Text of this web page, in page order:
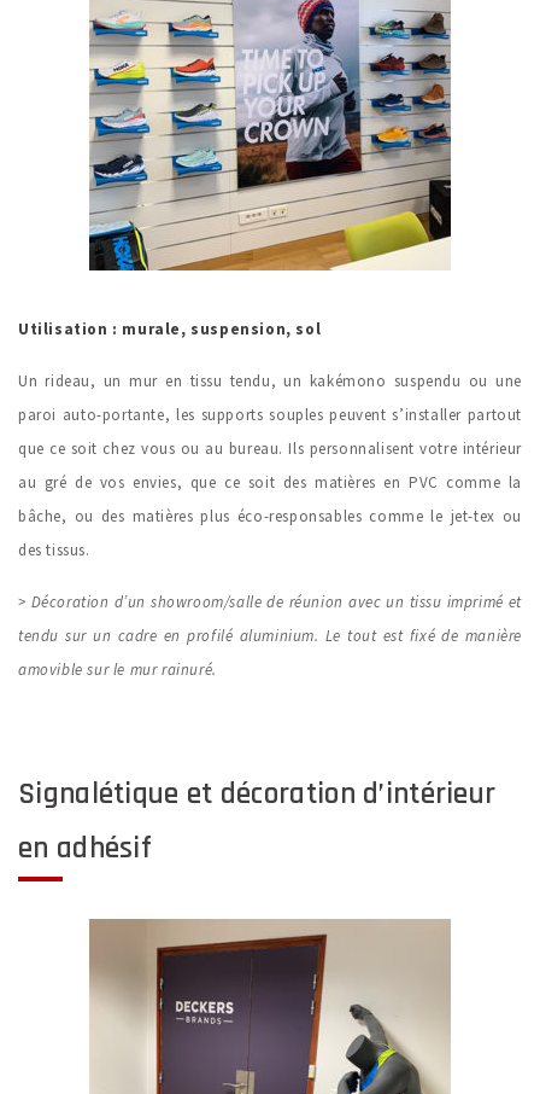
Utilisation : murale, suspension, sol
Un rideau, un mur en tissu tendu, un kakémono suspendu ou une
paroi auto-portante, les supports souples peuvent s’installer partout
que ce soit chez vous ou au bureau. Ils personnalisent votre intérieur
au gré de vos envies, que ce soit des matières en PVC comme la
bâche, ou des matières plus éco-responsables comme le jet-tex ou
des tissus.
> Décoration d’un showroom/salle de réunion avec un tissu imprimé et
tendu sur un cadre en profilé aluminium. Le tout est fixé de manière
amovible sur le mur rainuré.
Signalétique et décoration d’intérieur
en adhésif